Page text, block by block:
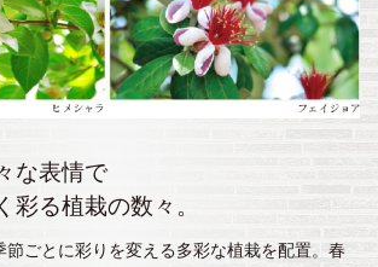
な表情で
彩る植栽の数々。
節ごとに彩りを変える多彩な植栽を配置。春